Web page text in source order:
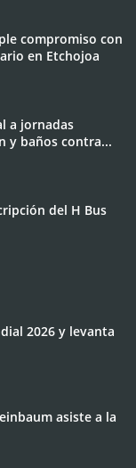
compromiso con
en Etchojoa
a jornadas
y baños contra...
del H Bus
2026 y levanta
asiste a la